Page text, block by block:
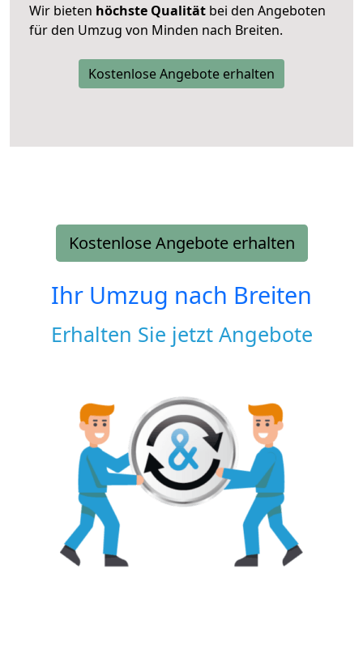
Wir bieten höchste Qualität bei den Angeboten
für den Umzug von Minden nach Breiten.
Kostenlose Angebote erhalten
Kostenlose Angebote erhalten
Ihr Umzug nach Breiten
Erhalten Sie jetzt Angebote